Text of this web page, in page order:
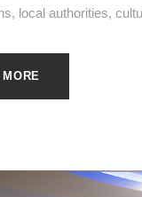
local authorities,